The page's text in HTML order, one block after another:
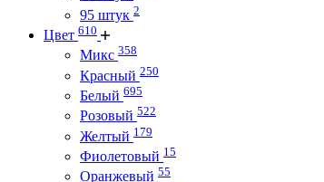
95 штук 2
Цвет 610
Микс 358
Красный 250
Белый 695
Розовый 522
Желтый 179
Фиолетовый 15
Оранжевый 55